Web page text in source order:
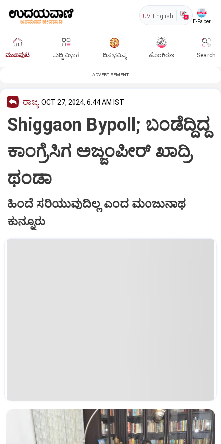
UV English
E-Paper
ಮುಖಪುಟ ಸುದ್ದಿ ವಿಭಾಗ ದಿನ ಭವಿಷ್ಯ ಹೊಂಗಿರಣ Search
ADVERTISEMENT
ರಾಜ್ಯ OCT 27, 2024, 6:44 AM IST
Shiggaon Bypoll; ಬಂಡೆದ್ದಿದ್ದ
ಕಾಂಗ್ರೆಸಿಗ ಅಜ್ಜಂಪೀರ್‌ ಖಾದ್ರಿ
ಥಂಡಾ
ಹಿಂದೆ ಸರಿಯುವುದಿಲ್ಲ ಎಂದ ಮಂಜುನಾಥ
ಕುನ್ನೂರು